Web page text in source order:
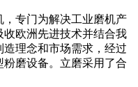
专门为解决工业磨机产
欧洲先进技术并结合我
理念和市场需求，经过
磨设备。立磨采用了合